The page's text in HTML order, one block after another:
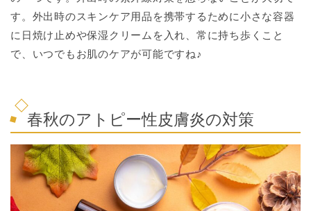
す。外出時のスキンケア用品を携帯するために小さな容器
に日焼け止めや保湿クリームを入れ、常に持ち歩くこと
で、いつでもお肌のケアが可能ですね♪
春秋のアトピー性皮膚炎の対策